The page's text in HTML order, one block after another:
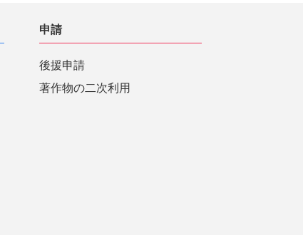
申請
後援申請
著作物の二次利用